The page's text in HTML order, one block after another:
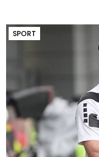
SPORT